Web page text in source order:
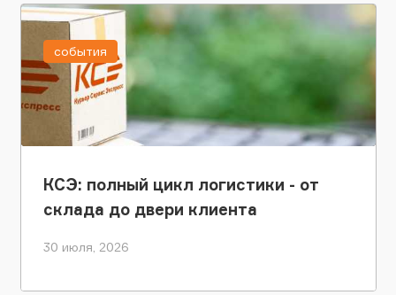
КСЭ: полный цикл логистики - от
склада до двери клиента
30 июля, 2026
события